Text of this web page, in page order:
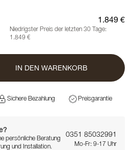
1.849 €
Niedrigster Preis der letzten 30 Tage:
1.849 €
IN DEN WARENKORB
Sichere Bezahlung Preisgarantie
persönliche Beratung
und Installation.
0351 85032991
Mo-Fr: 9-17 Uhr